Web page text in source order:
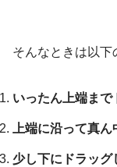
そんなときは以下
いったん上端まで
上端に沿って真
少し下にドラッグ